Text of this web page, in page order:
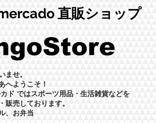
直販ショップ
ませ。
へようこそ！
ド ではスポーツ用品・生活雑貨などを
販売しております。
、お弁当